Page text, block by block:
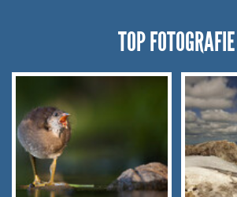
TOP FOTOGRAFIE